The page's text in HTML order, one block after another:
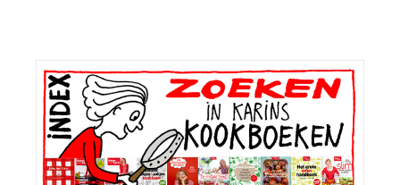
Primaire
Sidebar